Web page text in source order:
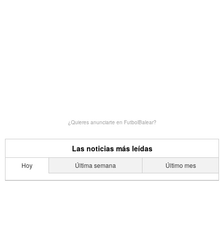
¿Quieres anunciarte en FutbolBalear?
Las noticias más leídas
Hoy Última semana Último mes